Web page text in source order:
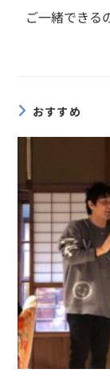
ご一緒できる
おすすめ